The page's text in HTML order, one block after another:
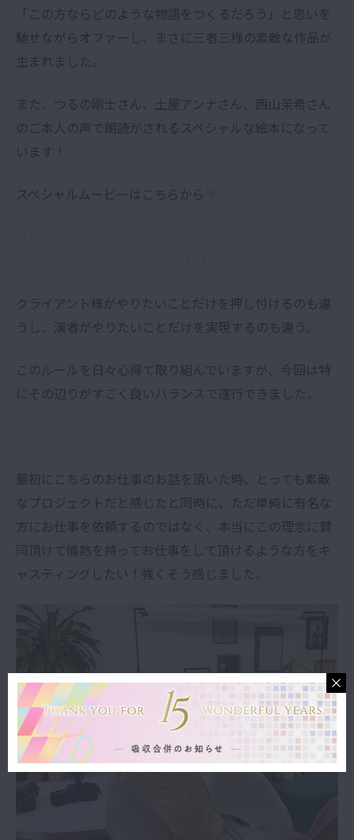
「この方ならどのような物語をつくるだろう」と思いを
馳せながらオファーし、まさに三者三様の素敵な作品が
生まれました。
また、つるの剛士さん、土屋アンナさん、西山茉希さん
のご本人の声で朗読がされるスペシャルな絵本になって
います！
スペシャルムービーはこちらから
クライアント様がやりたいことだけを押し付けるのも違
うし、演者がやりたいことだけを実現するのも違う。
このルールを日々心得て取り組んでいますが、今回は特
にその辺りがすごく良いバランスで遂行できました。
最初にこちらのお仕事のお話を頂いた時、とっても素敵
なプロジェクトだと感じたと同時に、ただ単純に有名な
方にお仕事を依頼するのではなく、本当にこの理念に賛
同頂けて情熱を持ってお仕事をして頂けるような方をキ
ャスティングしたい！強くそう感じました。